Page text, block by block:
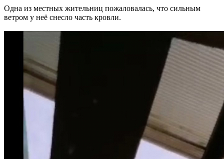
Одна из местных жительниц пожаловалась, что сильным
ветром у неё снесло часть кровли.